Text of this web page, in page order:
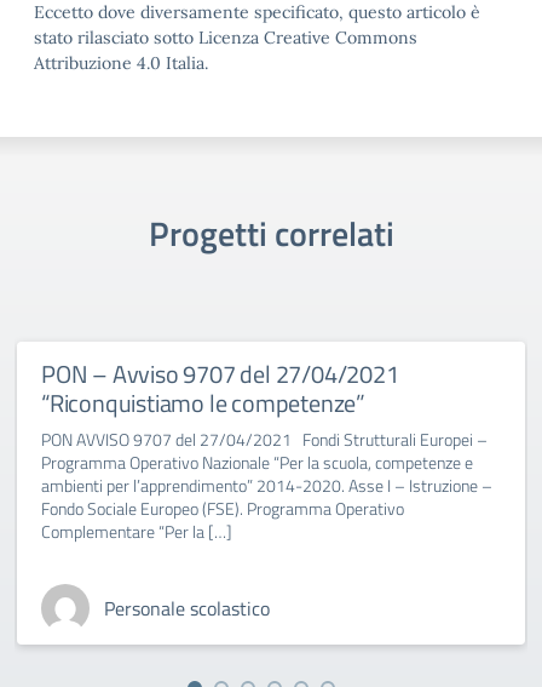
Eccetto dove diversamente specificato, questo articolo è
stato rilasciato sotto Licenza Creative Commons
Attribuzione 4.0 Italia.
Progetti correlati
PON – Avviso 9707 del 27/04/2021
“Riconquistiamo le competenze”
PON AVVISO 9707 del 27/04/2021 Fondi Strutturali Europei –
Programma Operativo Nazionale “Per la scuola, competenze e
ambienti per l’apprendimento” 2014-2020. Asse I – Istruzione –
Fondo Sociale Europeo (FSE). Programma Operativo
Complementare “Per la […]
Personale scolastico